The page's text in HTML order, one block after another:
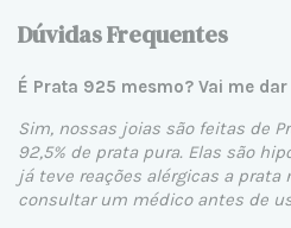
Dúvidas Frequentes
É Prata 925 mesmo? Vai me
Sim, nossas joias são feitas de
92,5% de prata pura. Elas são
já teve reações alérgicas a prata
consultar um médico antes de